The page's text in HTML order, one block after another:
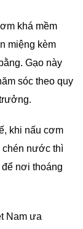
khá mềm
miệng kèm
Gạo này
sóc theo quy
khi nấu cơm
chén nước thì
nơi thoáng
Nam ưa